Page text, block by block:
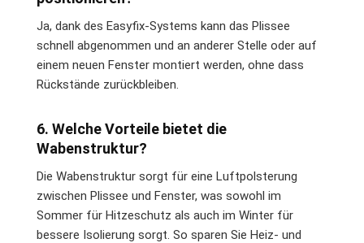
Ja, dank des Easyfix-Systems kann das Plissee
schnell abgenommen und an anderer Stelle oder auf
einem neuen Fenster montiert werden, ohne dass
Rückstände zurückbleiben.
6. Welche Vorteile bietet die
Wabenstruktur?
Die Wabenstruktur sorgt für eine Luftpolsterung
zwischen Plissee und Fenster, was sowohl im
Sommer für Hitzeschutz als auch im Winter für
bessere Isolierung sorgt. So sparen Sie Heiz- und